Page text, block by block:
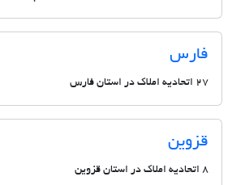
فارس
27 اتحادیه املاک در استان فارس
قزوین
8 اتحادیه املاک در استان قزوین